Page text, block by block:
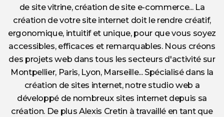
de site vitrine, création de site e-commerce... La
création de votre site internet doit le rendre créatif,
ergonomique, intuitif et unique, pour que vous soyez
accessibles, efficaces et remarquables. Nous créons
des projets web dans tous les secteurs d'activité sur
Montpellier, Paris, Lyon, Marseille... Spécialisé dans la
création de sites internet, notre studio web a
développé de nombreux sites internet depuis sa
création. De plus Alexis Cretin à travaillé en tant que